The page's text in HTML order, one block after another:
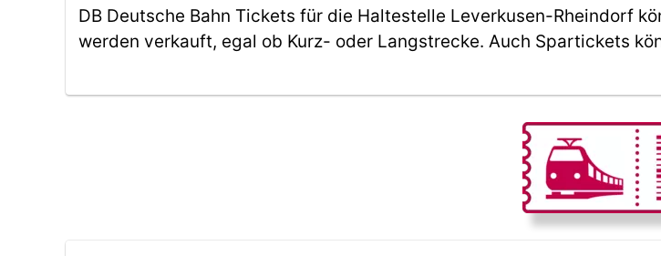
DB Deutsche Bahn Tickets für die Haltestelle Leverkusen-Rheindorf
werden verkauft, egal ob Kurz- oder Langstrecke. Auch Spartickets